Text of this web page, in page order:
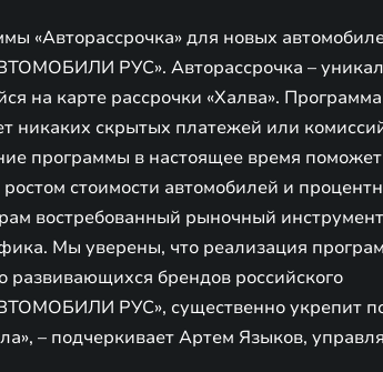
«Авторассрочка» для новых
РУС». Авторассрочка –
на карте рассрочки «Халва». Программа
никаких скрытых платежей или
программы в настоящее время поможет
стоимости автомобилей и
востребованный рыночный
Мы уверены, что реализация
развивающихся брендов российского
РУС», существенно укрепит
– подчеркивает Артем Языков,